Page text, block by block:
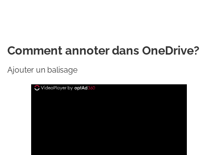
Comment annoter dans OneDrive?
Ajouter un balisage